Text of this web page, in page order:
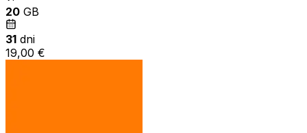
20 GB
31 dni
19,00 €